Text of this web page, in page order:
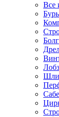
Все